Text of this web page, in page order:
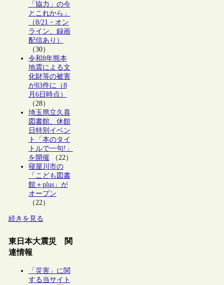
「協力」の今
とこれから」
（8/21・オン
ライン、録画
配信あり）
（30）
令和8年熊本
地震による文
化財等の被害
が83件に（8
月6日時点）
（28）
埼玉県立久喜
図書館、休館
日特別イベン
ト「本のタイ
トルで一句!」
を開催（22）
寝屋川市の
「こども図書
館＋plus」が
オープン
（22）
続きを見る
東日本大震災 関
連情報
「災害」に関
する当サイト